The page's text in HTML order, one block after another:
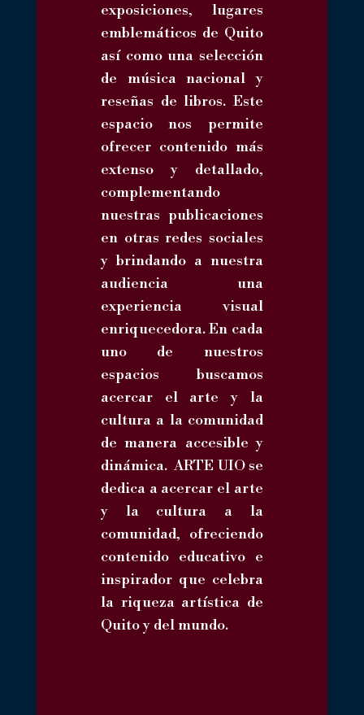
exposiciones, lugares
emblemáticos de Quito
así como una selección
de música nacional y
reseñas de libros. Este
espacio nos permite
ofrecer contenido más
extenso y detallado,
complementando
nuestras publicaciones
en otras redes sociales
y brindando a nuestra
audiencia una
experiencia visual
enriquecedora. En cada
uno de nuestros
espacios buscamos
acercar el arte y la
cultura a la comunidad
de manera accesible y
dinámica. ARTE UIO se
dedica a acercar el arte
y la cultura a la
comunidad, ofreciendo
contenido educativo e
inspirador que celebra
la riqueza artística de
Quito y del mundo.